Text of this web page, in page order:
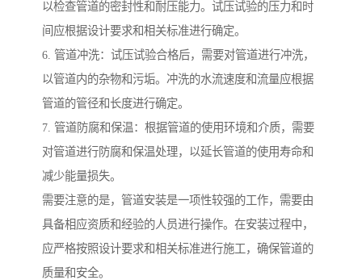
以检查管道的密封性和耐压能力。试压试验的压力和时
间应根据设计要求和相关标准进行确定。
6. 管道冲洗：试压试验合格后，需要对管道进行冲洗，
以管道内的杂物和污垢。冲洗的水流速度和流量应根据
管道的管径和长度进行确定。
7. 管道防腐和保温：根据管道的使用环境和介质，需要
对管道进行防腐和保温处理，以延长管道的使用寿命和
减少能量损失。
需要注意的是，管道安装是一项性较强的工作，需要由
具备相应资质和经验的人员进行操作。在安装过程中，
应严格按照设计要求和相关标准进行施工，确保管道的
质量和安全。